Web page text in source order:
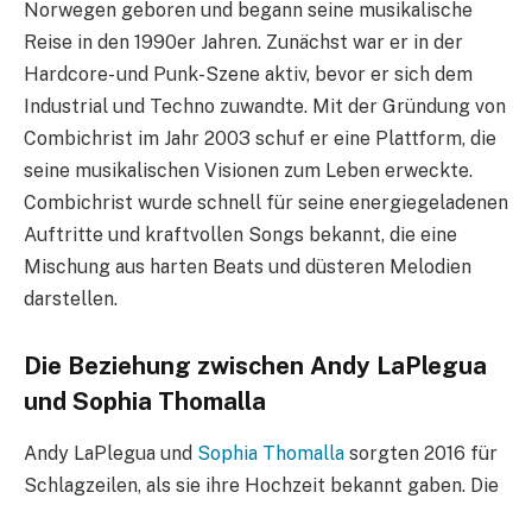
Norwegen geboren und begann seine musikalische
Reise in den 1990er Jahren. Zunächst war er in der
Hardcore- und Punk-Szene aktiv, bevor er sich dem
Industrial und Techno zuwandte. Mit der Gründung von
Combichrist im Jahr 2003 schuf er eine Plattform, die
seine musikalischen Visionen zum Leben erweckte.
Combichrist wurde schnell für seine energiegeladenen
Auftritte und kraftvollen Songs bekannt, die eine
Mischung aus harten Beats und düsteren Melodien
darstellen.
Die Beziehung zwischen Andy LaPlegua
und Sophia Thomalla
Andy LaPlegua und Sophia Thomalla sorgten 2016 für
Schlagzeilen, als sie ihre Hochzeit bekannt gaben. Die